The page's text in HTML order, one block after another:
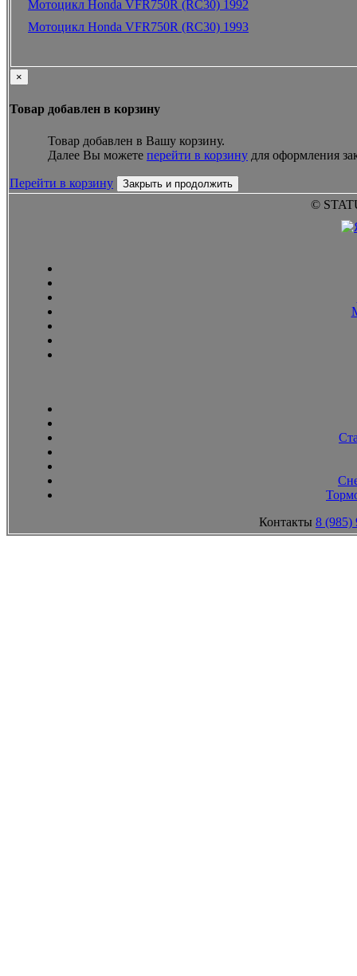
Мотоцикл Honda VFR750R (RC30) 1992
Мотоцикл Honda VFR750R (RC30) 1993
×
Товар добавлен в корзину
Товар добавлен в Вашу корзину.
Далее Вы можете перейти в корзину для оформления
Перейти в корзину Закрыть и продолжить
©
Контакты 8 (985)